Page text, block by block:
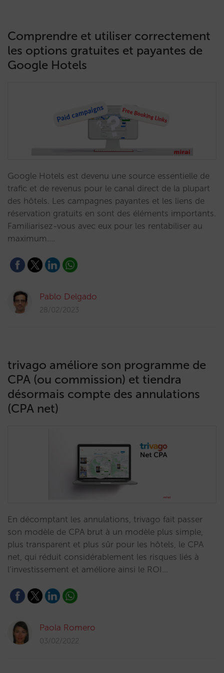
Comprendre et utiliser correctement
les options gratuites et payantes de
Google Hotels
Google Hotels est devenu une source essentielle de
trafic et de revenus pour le canal direct de la plupart
des hôtels. Les campagnes payantes et les liens de
réservation gratuits en sont des éléments importants.
Familiarisez-vous avec eux pour les rentabiliser au
maximum.…
Pablo Delgado
28/02/2023
trivago améliore son programme de
CPA (ou commission) et tiendra
désormais compte des annulations
(CPA net)
En décomptant les annulations, trivago fait passer
son modèle de CPA brut à un modèle plus simple,
plus transparent et plus sûr pour les hôtels, le CPA
net, qui réduit considérablement les risques liés à
l’investissement et améliore ainsi le ROI…
Paola Romero
03/02/2022